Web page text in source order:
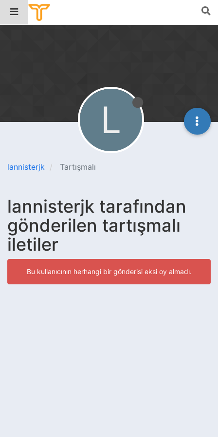
lannisterjk Tartışmalı
L
lannisterjk tarafından
gönderilen tartışmalı
iletiler
Bu kullanıcının herhangi bir gönderisi eksi oy almadı.